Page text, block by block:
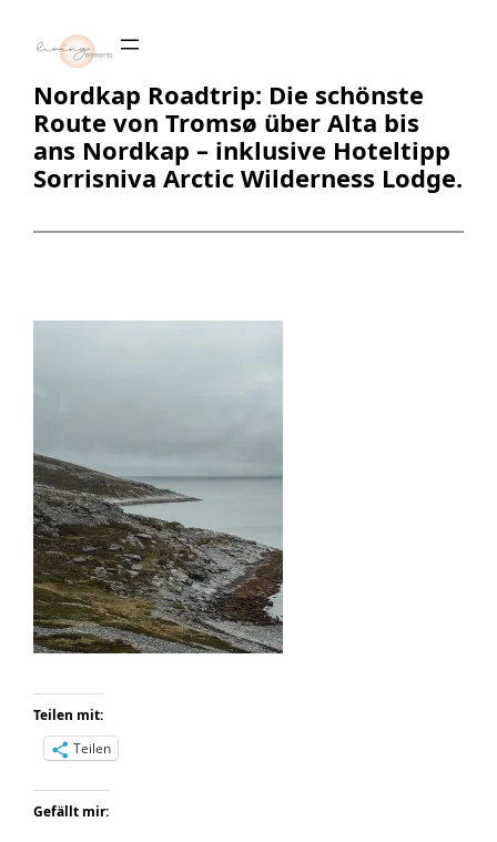
Inhalt
springen
Nordkap Roadtrip: Die schönste
Route von Tromsø über Alta bis
ans Nordkap – inklusive Hoteltipp
Sorrisniva Arctic Wilderness Lodge.
Teilen mit:
Teilen
Gefällt mir: